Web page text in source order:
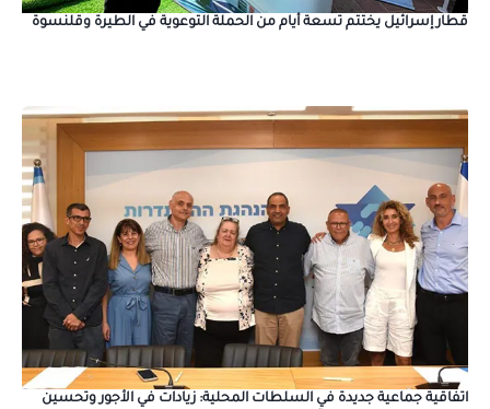
قطار إسرائيل يختتم تسعة أيام من الحملة التوعوية في الطيرة وقلنسوة
اتفاقية جماعية جديدة في السلطات المحلية: زيادات في الأجور وتحسين